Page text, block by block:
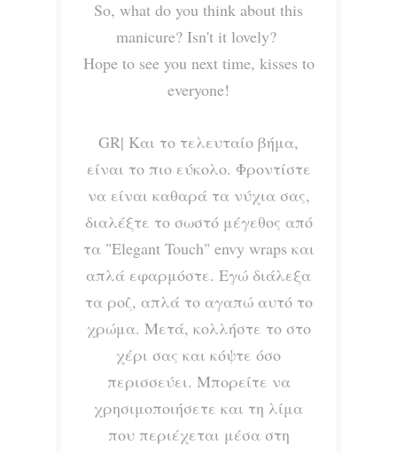
So, what do you think about this
manicure? Isn't it lovely?
Hope to see you next time, kisses to
everyone!
GR| Και το τελευταίο βήμα,
είναι το πιο εύκολο. Φροντίστε
να είναι καθαρά τα νύχια σας,
διαλέξτε το σωστό μέγεθος από
τα "Elegant Touch" envy wraps και
απλά εφαρμόστε. Εγώ διάλεξα
τα ροζ, απλά το αγαπώ αυτό το
χρώμα. Μετά, κολλήστε το στο
χέρι σας και κόψτε όσο
περισσεύει. Μπορείτε να
χρησιμοποιήσετε και τη λίμα
που περιέχεται μέσα στη